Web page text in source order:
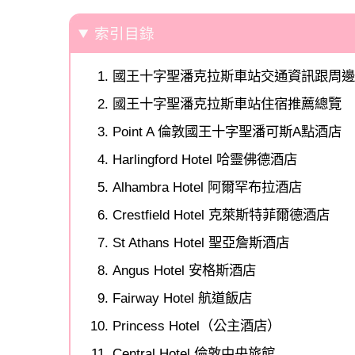
索引目錄
國王十字聖潘克拉斯車站交通資訊跟周
國王十字聖潘克拉斯車站住宿推薦總覽
Point A 倫敦國王十字聖潘可斯A點酒店
Harlingford Hotel 哈靈佛德酒店
Alhambra Hotel 阿爾罕布拉酒店
Crestfield Hotel 克萊斯特菲爾德酒店
St Athans Hotel 聖亞詹斯酒店
Angus Hotel 安格斯酒店
Fairway Hotel 航道飯店
Princess Hotel（公主酒店）